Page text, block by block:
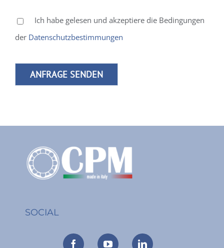
Ich habe gelesen und akzeptiere die Bedingungen
der Datenschutzbestimmungen
SOCIAL